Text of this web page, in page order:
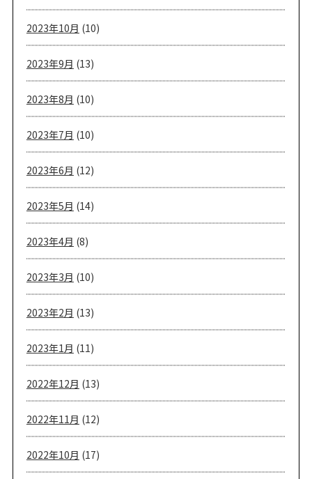
2023年10月 (10)
2023年9月 (13)
2023年8月 (10)
2023年7月 (10)
2023年6月 (12)
2023年5月 (14)
2023年4月 (8)
2023年3月 (10)
2023年2月 (13)
2023年1月 (11)
2022年12月 (13)
2022年11月 (12)
2022年10月 (17)